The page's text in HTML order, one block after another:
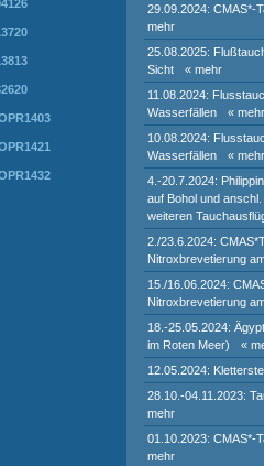
29.09.2024: CMAS*-
mehr
25.08.2025:
Sicht
« mehr
11.08.2024:
Wasserfällen
« mehr
10.08.2024:
Wasserfällen
« mehr
4.-20.7.2024:
auf Bohol und
weiteren
2./23.6.2024:
Nitroxbrevetierung
15./16.06.2024:
Nitroxbrevetierung
18.-25.05.2024:
im Roten Meer)
«
12.05.2024:
28.10.-04.11.2023:
mehr
01.10.2023: CMAS*-
mehr